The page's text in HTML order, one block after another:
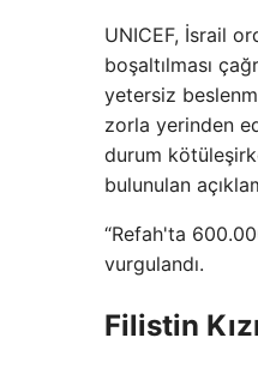
UNICEF, İsrail
boşaltılması
yetersiz
zorla yerinden
durum
bulunulan
“Refah'ta
vurgulandı.
Filistin